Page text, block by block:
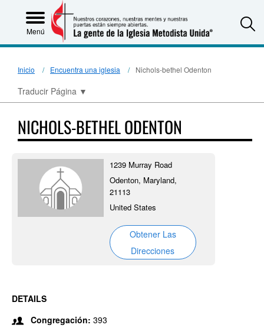
Menú
Inicio Encuentra una iglesia Nichols-bethel Odenton
Traducir Página ▼
NICHOLS-BETHEL ODENTON
1239 Murray Road
Odenton, Maryland,
21113
United States
Obtener Las
Direcciones
DETAILS
Congregación: 393